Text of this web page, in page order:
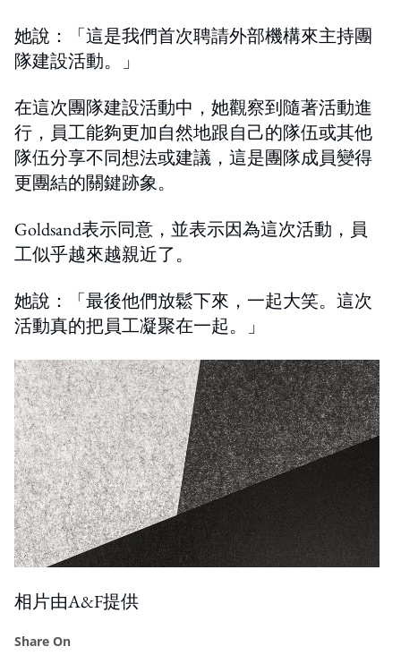
她說：「這是我們首次聘請外部機構來主持團
隊建設活動。」
在這次團隊建設活動中，她觀察到隨著活動進
行，員工能夠更加自然地跟自己的隊伍或其他
隊伍分享不同想法或建議，這是團隊成員變得
更團結的關鍵跡象。
Goldsand表示同意，並表示因為這次活動，員
工似乎越來越親近了。
她說：「最後他們放鬆下來，一起大笑。這次
活動真的把員工凝聚在一起。」
相片由A&F提供
Share On